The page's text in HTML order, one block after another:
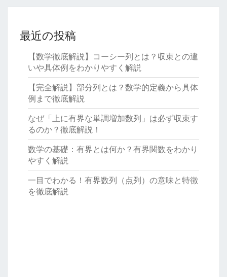
最近の投稿
【数学徹底解説】コーシー列とは？収束との違
いや具体例をわかりやすく解説
【完全解説】部分列とは？数学的定義から具体
例まで徹底解説
なぜ「上に有界な単調増加数列」は必ず収束す
るのか？徹底解説！
数学の基礎：有界とは何か？有界関数をわかり
やすく解説
一目でわかる！有界数列（点列）の意味と特徴
を徹底解説